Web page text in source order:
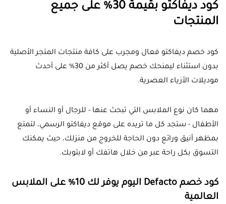
كود ديفاكتو بقيمة 30% على جميع
المنتجات
كود خصم ديفاكتو فعال ومجرب على كافة منتجات المتجر الأصلية
بدون استثناء ليمنحك خصم يصل أكثر من 30% على أحدث
موديلات الأزياء العصرية.
مهما كان نوع الملابس التي تبحث عنها - للرجال أو النساء أو
الأطفال - ستجد كل ما تريده على موقع ديفاكتو الرسمي، لتمتع
بمظهر أنيق ورائع دون الحاجة للخروج من منزلك، حيث يمكنك
التسوق بكل راحة عبر من خلال هاتفك أو لابتوبك.
كود خصم Defacto اليوم يوفر لك 10% على الملابس
العالمية